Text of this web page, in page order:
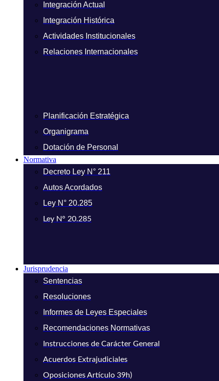
Integración Actual
Integración Histórica
Actividades Institucionales
Relaciones Internacionales
Planificación Estratégica
Organigrama
Dotación de Personal
Normativa
Decreto Ley N° 211
Autos Acordados
Ley N° 20.285
Ley N° 20.285
Jurisprudencia
Sentencias
Resoluciones
Informes de Leyes Especiales
Recomendaciones Normativas
Instrucciones de Carácter General
Acuerdos Extrajudiciales
Oposiciones Artículo 39h)